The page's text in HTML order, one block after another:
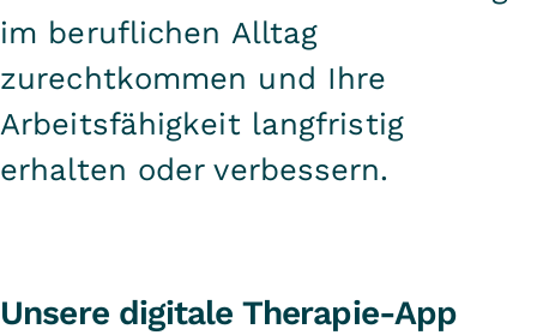
im beruflichen Alltag
zurechtkommen und Ihre
Arbeitsfähigkeit langfristig
erhalten oder verbessern.
Unsere digitale Therapie-App